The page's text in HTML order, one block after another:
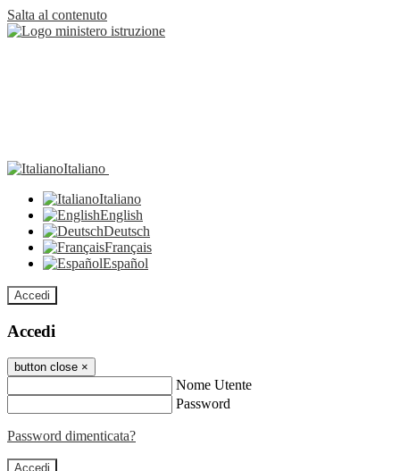
Salta al contenuto
Italiano
Italiano
English
Deutsch
Français
Español
Accedi
Accedi
button close ×
Nome Utente
Password
Password dimenticata?